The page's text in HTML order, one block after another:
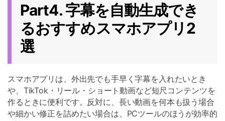
Part4. 字幕を自動生成でき
るおすすめスマホアプリ2
選
スマホアプリは、外出先でも手早く字幕を入れたいとき
や、TikTok・リール・ショート動画など短尺コンテンツを
作るときに便利です。反対に、長い動画を何本も扱う場合
や細かい修正を詰めたい場合は、PCツールのほうが効率的